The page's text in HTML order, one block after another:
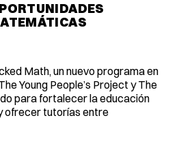
Math, un nuevo programa en
Young People’s Project y The
para fortalecer la educación
ofrecer tutorías entre